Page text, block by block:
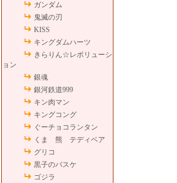
ガンダム
鬼滅の刃
KISS
キングダムハーツ
きらりん☆レボリューシ
ョン
銀魂
銀河鉄道999
キン肉マン
キングコング
ぐーチョコランタン
くま 熊 テディベア
グリコ
黒子のバスケ
ゴジラ